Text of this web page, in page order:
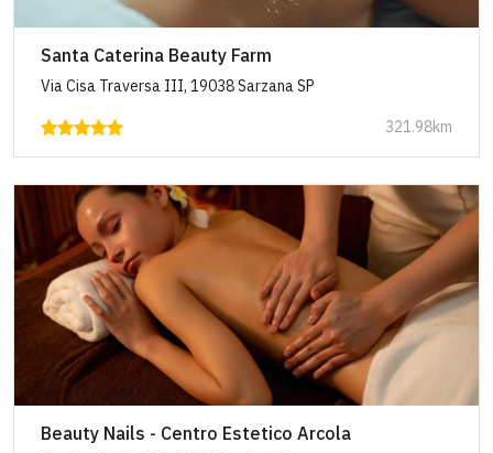
Santa Caterina Beauty Farm
Via Cisa Traversa III, 19038 Sarzana SP
321.98km
Beauty Nails - Centro Estetico Arcola